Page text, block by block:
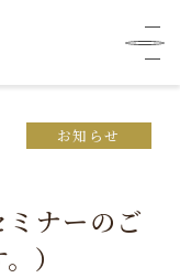
受付しております。）
お知らせ
ナーのご
）